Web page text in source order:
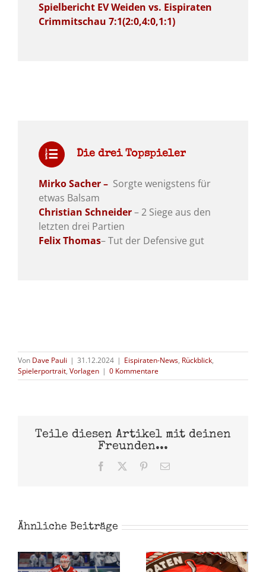
Spielbericht EV Weiden vs. Eispiraten
Crimmitschau 7:1(2:0,4:0,1:1)
Die drei Topspieler
Mirko Sacher – Sorgte wenigstens für
etwas Balsam
Christian Schneider– 2 Siege aus den
letzten drei Partien
Felix Thomas– Tut der Defensive gut
Von Dave Pauli | 31.12.2024 | Eispiraten-News, Rückblick,
Spielerportrait, Vorlagen | 0 Kommentare
Teile diesen Artikel mit deinen
Freunden...
Facebook Pinterest
E-
Ähnliche Beiträge